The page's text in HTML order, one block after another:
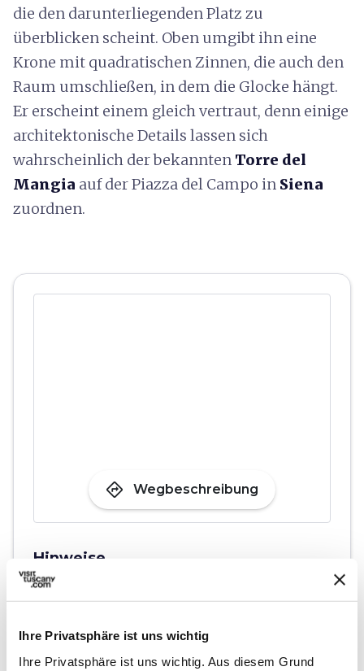
Ihre Privatsphäre ist uns wichtig
Ihre Privatsphäre ist uns wichtig. Aus diesem Grund
die den darunterliegenden Platz zu
überblicken scheint. Oben umgibt ihn eine
Krone mit quadratischen Zinnen, die auch den
Raum umschließen, in dem die Glocke hängt.
Er erscheint einem gleich vertraut, denn einige
architektonische Details lassen sich
wahrscheinlich der bekannten Torre del
Mangia auf der Piazza del Campo in Siena
zuordnen.
directions Wegbeschreibung
Hinweise
home
Piazza Guglielmo Marconi, 4, 58044
Cinigiano GR, Italia